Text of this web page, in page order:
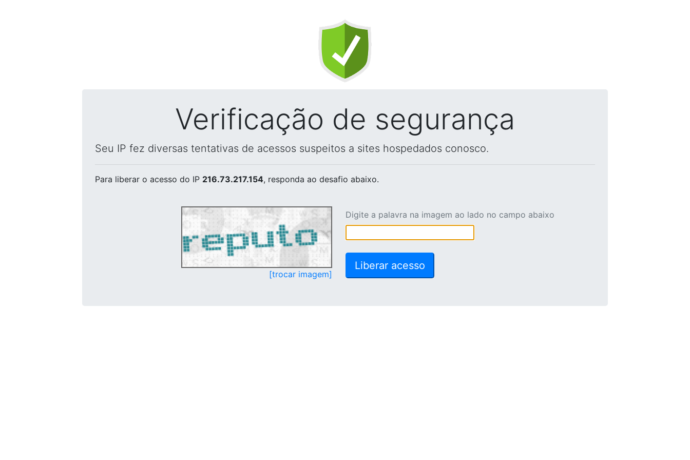
Verificação de segurança
Seu IP fez diversas tentativas de acessos suspeitos a sites hospedados conosco.
Para liberar o acesso do IP 216.73.217.154, responda ao desafio abaixo.
[trocar imagem]
Digite a palavra na imagem ao lado no campo abaixo